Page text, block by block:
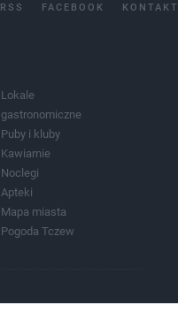
RSS FACEBOOK KONTAKT
Lokale
gastronomiczne
Puby i kluby
Kawiarnie
Noclegi
Apteki
Mapa miasta
Pogoda Tczew